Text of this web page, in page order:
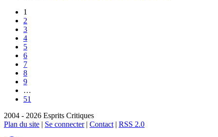
1
2
3
4
5
6
7
8
9
…
51
2004 - 2026 Esprits Critiques
Plan du site | Se connecter| Contact | RSS 2.0